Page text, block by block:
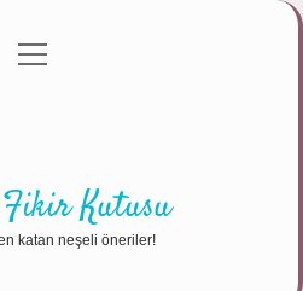
Politikası
menüyü
Kutusu
katan neşeli öneriler!